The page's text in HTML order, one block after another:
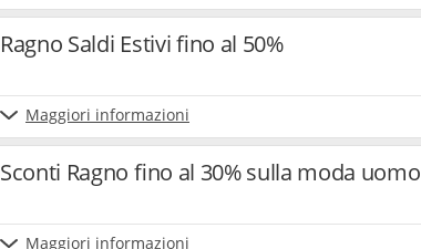
Ragno Saldi Estivi fino al 50%
Maggiori informazioni
Sconti Ragno fino al 30% sulla moda uomo
Maggiori informazioni